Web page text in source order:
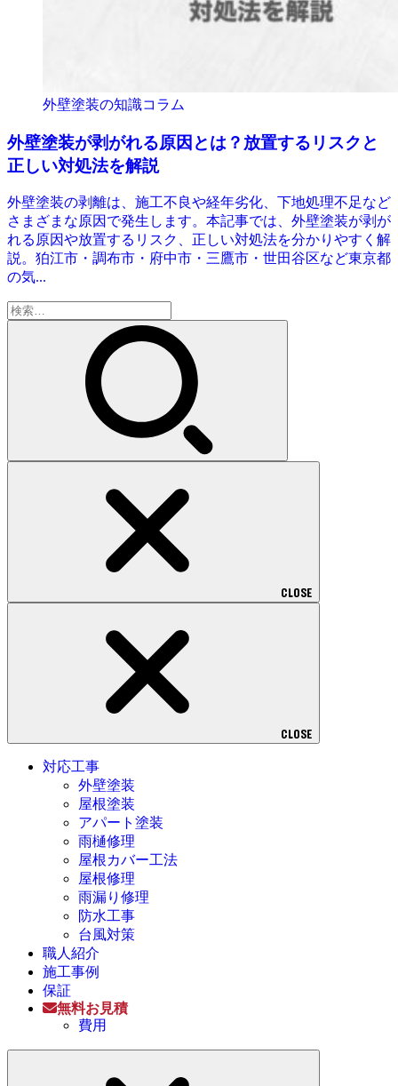
外壁塗装の知識コラム
外壁塗装が剥がれる原因とは？放置するリスクと
正しい対処法を解説
外壁塗装の剥離は、施工不良や経年劣化、下地処理不足など
さまざまな原因で発生します。本記事では、外壁塗装が剥が
れる原因や放置するリスク、正しい対処法を分かりやすく解
説。狛江市・調布市・府中市・三鷹市・世田谷区など東京都
の気...
検
索:
CLOSE
CLOSE
対応工事
外壁塗装
屋根塗装
アパート塗装
雨樋修理
屋根カバー工法
屋根修理
雨漏り修理
防水工事
台風対策
職人紹介
施工事例
保証
無料お見積
費用